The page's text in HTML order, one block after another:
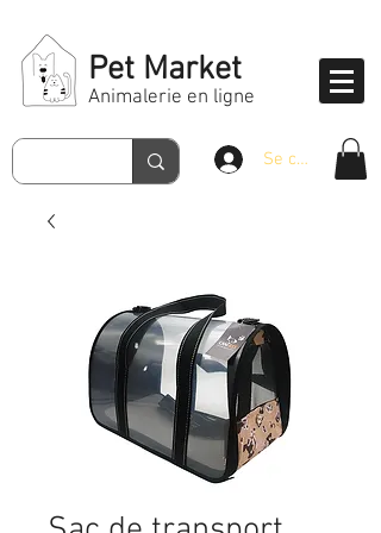
Pet Market
Animalerie en ligne
Se connecter